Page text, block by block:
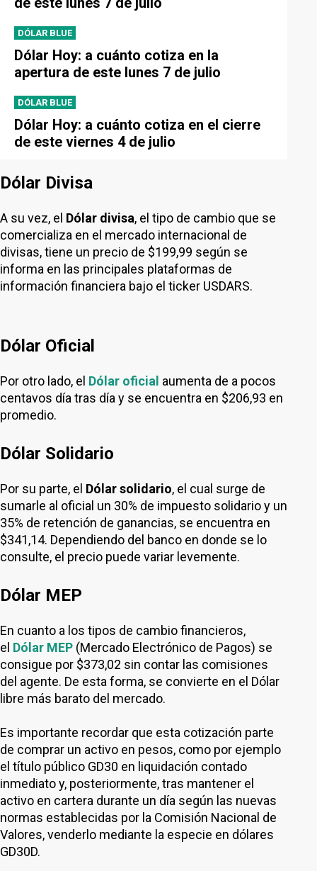
DÓLAR BLUE
Dólar Hoy: a cuánto cotiza en la
apertura de este lunes 7 de julio
DÓLAR BLUE
Dólar Hoy: a cuánto cotiza en el cierre
de este viernes 4 de julio
Dólar Divisa
A su vez, el Dólar divisa, el tipo de cambio que se
comercializa en el mercado internacional de
divisas, tiene un precio de $199,99 según se
informa en las principales plataformas de
información financiera bajo el ticker USDARS.
Dólar Oficial
Por otro lado, el Dólar oficial aumenta de a pocos
centavos día tras día y se encuentra en $206,93 en
promedio.
Dólar Solidario
Por su parte, el Dólar solidario, el cual surge de
sumarle al oficial un 30% de impuesto solidario y un
35% de retención de ganancias, se encuentra en
$341,14. Dependiendo del banco en donde se lo
consulte, el precio puede variar levemente.
Dólar MEP
En cuanto a los tipos de cambio financieros,
el Dólar MEP (Mercado Electrónico de Pagos) se
consigue por $373,02 sin contar las comisiones
del agente. De esta forma, se convierte en el Dólar
libre más barato del mercado.
Es importante recordar que esta cotización parte
de comprar un activo en pesos, como por ejemplo
el título público GD30 en liquidación contado
inmediato y, posteriormente, tras mantener el
activo en cartera durante un día según las nuevas
normas establecidas por la Comisión Nacional de
Valores, venderlo mediante la especie en dólares
GD30D.